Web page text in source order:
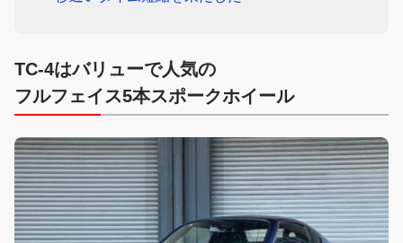
TC-4はバリューで人気の
フルフェイス5本スポークホイール